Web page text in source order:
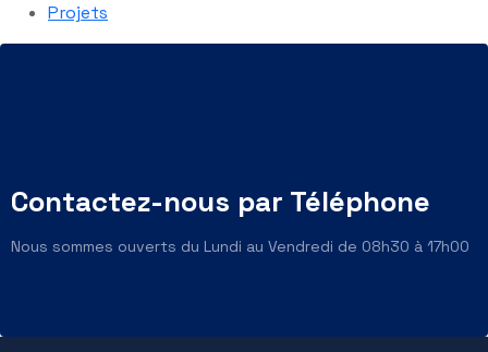
Projets
Contactez-nous par Téléphone
Nous sommes ouverts du Lundi au Vendredi de 08h30 à 17h00